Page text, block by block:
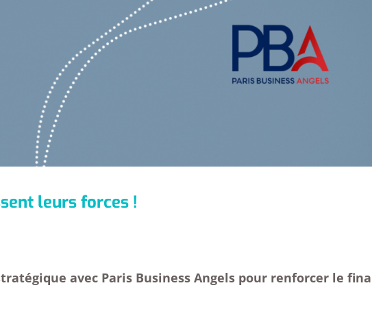
leurs forces !
avec Paris Business Angels pour renforcer le